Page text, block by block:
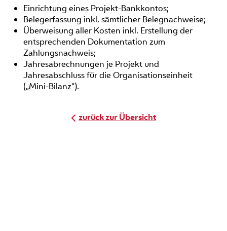
Einrichtung eines Projekt-Bankkontos;
Belegerfassung inkl. sämtlicher Belegnachweise;
Überweisung aller Kosten inkl. Erstellung der
entsprechenden Dokumentation zum
Zahlungsnachweis;
Jahresabrechnungen je Projekt und
Jahresabschluss für die Organisationseinheit
(„Mini-Bilanz“).
zurück zur Übersicht